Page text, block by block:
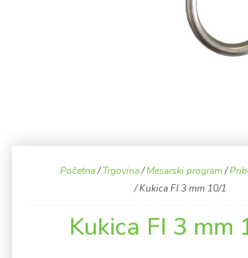
Početna/Trgovina/Mesarski program/
/ Kukica FI 3 mm 10/1
Kukica FI 3 mm